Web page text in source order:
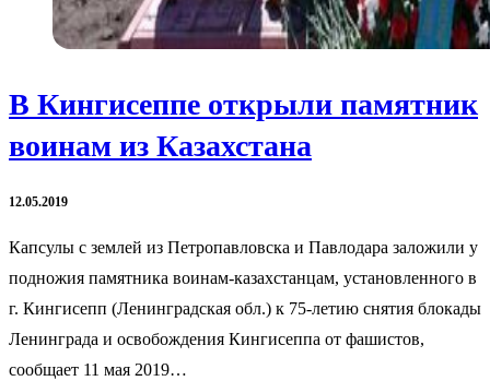
В Кингисеппе открыли памятник
воинам из Казахстана
12.05.2019
Капсулы с землей из Петропавловска и Павлодара заложили у
подножия памятника воинам-казахстанцам, установленного в
г. Кингисепп (Ленинградская обл.) к 75-летию снятия блокады
Ленинграда и освобождения Кингисеппа от фашистов,
сообщает 11 мая 2019…